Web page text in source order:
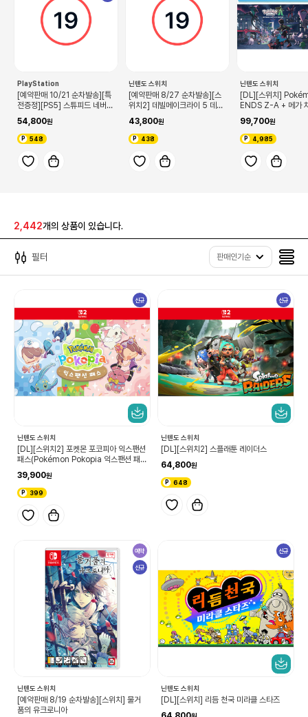
PlayStation
[예약판매 10/21 순차발송][특
전증정][PS5] 스튜피드 네버
54,800
548
닌텐도 스위치
[예약판매 8/27 순차발송][스
위치2] 데빌메이크라이 5 데빌
43,800
438
닌텐도 스위치
[DL][스위치]
ENDS Z-A + 메가
99,700
4,985
2,442개의 상품이 있습니다.
필터 판매인기순
신규
닌텐도 스위치
[DL][스위치2] 포켓몬 포코피아 익스팬션
패스(Pokémon Pokopia 익스팬션 패
39,900
399
신규
닌텐도 스위치
[DL][스위치2] 스플래툰 레이더스
64,800
648
예약
신규
닌텐도 스위치
[예약판매 8/19 순차발송][스위치] 물거
품의 유크로니아
신규
닌텐도 스위치
[DL][스위치] 리듬 천국 미라클 스타즈